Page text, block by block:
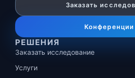
Заказать
Конференции
РЕШЕНИЯ
Заказать исследование
Услуги